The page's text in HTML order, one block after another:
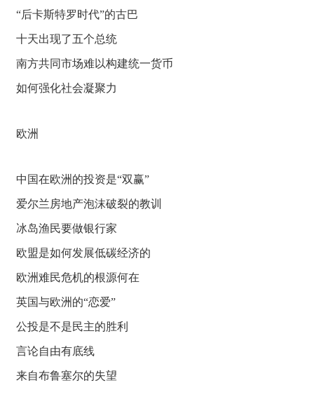
“后卡斯特罗时代”的古巴
十天出现了五个总统
南方共同市场难以构建统一货币
如何强化社会凝聚力
欧洲
中国在欧洲的投资是“双赢”
爱尔兰房地产泡沫破裂的教训
冰岛渔民要做银行家
欧盟是如何发展低碳经济的
欧洲难民危机的根源何在
英国与欧洲的“恋爱”
公投是不是民主的胜利
言论自由有底线
来自布鲁塞尔的失望